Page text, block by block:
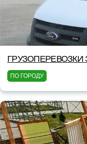
ГРУЗОПЕРЕВОЗКИ
ПО ГОРОДУ